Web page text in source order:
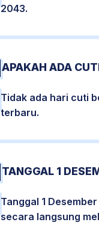
2043.
APAKAH ADA
Tidak ada hari cuti
terbaru.
TANGGAL 1
Tanggal 1
secara langsung